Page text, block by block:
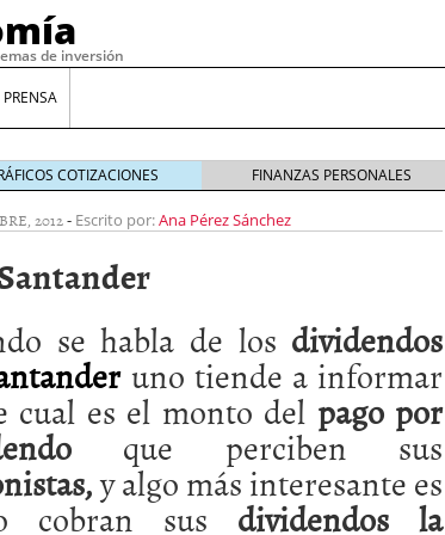
de inversión
¿Por qué el Préstamo Promotor privado
12 de diciembre de 2025
aprovechar esta opción para gestionar tus
de 2025
es una decisión financiera: cómo anticiparte
COTIZACIONES FINANZAS PERSONALES
2012- Escrito por:Ana Pérez Sánchez
se habla de los dividendos
uno tiende a informar
cual es el monto del pago por
que perciben sus
y algo más interesante es
cobran sus dividendos la